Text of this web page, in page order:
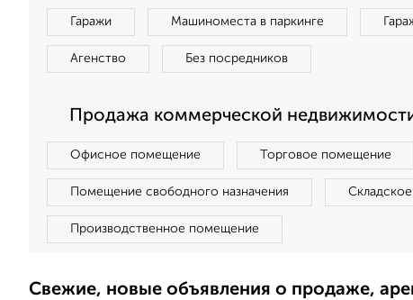
Гаражи Машиноместа в паркинге
Агенство Без посредников
Продажа коммерческой
Офисное помещение Торговое помещение
Помещение свободного назначения
Производственное помещение
Свежие, новые объявления о продаже,